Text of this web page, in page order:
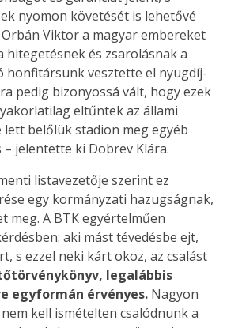
nyomon követését is lehetővé
Viktor a magyar embereket
hitegetésnek és zsarolásnak a
honfitársunk vesztette el nyugdíj-
pedig bizonyossá vált, hogy ezek
eltűntek az állami
lett belőlük stadion meg egyéb
jelentette ki Dobrev Klára.
listavezetője szerint ez
egy kormányzati hazugságnak,
meg. A BTK egyértelműen
aki mást tévedésbe ejt,
s ezzel neki kárt okoz, az csalást
legalábbis
egyformán érvényes. Nagyon
kell ismételten csalódnunk a